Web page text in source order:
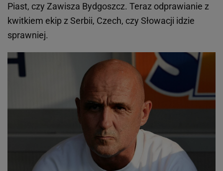
Piast, czy Zawisza Bydgoszcz. Teraz odprawianie z
kwitkiem ekip z Serbii, Czech, czy Słowacji idzie
sprawniej.